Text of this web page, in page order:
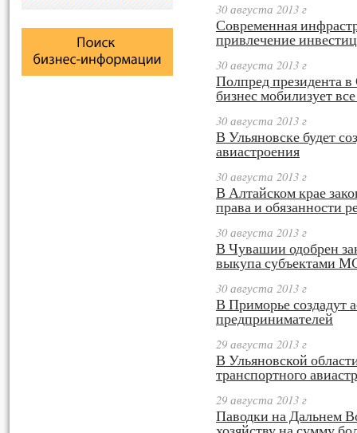
30 августа 2013 г
Современная
привлечение
30 августа 2013 г
Полпред президента
бизнес мобилизует
30 августа 2013 г
В Ульяновске будет
авиастроения
30 августа 2013 г
В Алтайском крае
права и обязанности
30 августа 2013 г
В Чувашии одобрен
выкупа субъектами
30 августа 2013 г
В Приморье создадут
предпринимателей
29 августа 2013 г
В Ульяновской
транспортного
29 августа 2013 г
Паводки на Дальнем